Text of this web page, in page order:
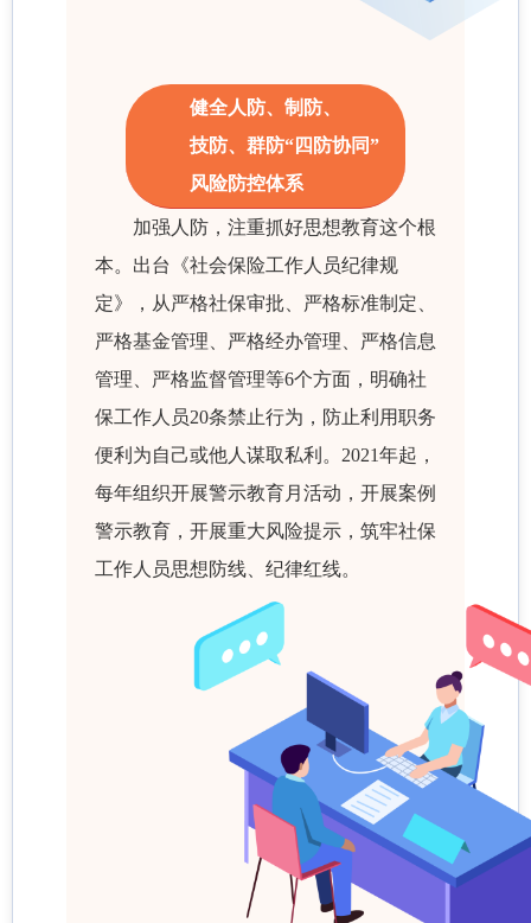
健全人防、制防、
技防、群防“四防协同”
风险防控体系
加强人防，注重抓好思想教育这个根
本。出台《社会保险工作人员纪律规
定》，从严格社保审批、严格标准制定、
严格基金管理、严格经办管理、严格信息
管理、严格监督管理等6个方面，明确社
保工作人员20条禁止行为，防止利用职务
便利为自己或他人谋取私利。2021年起，
每年组织开展警示教育月活动，开展案例
警示教育，开展重大风险提示，筑牢社保
工作人员思想防线、纪律红线。